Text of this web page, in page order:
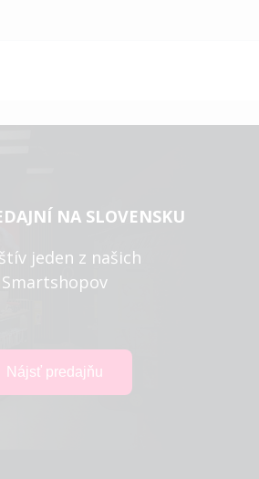
NA SLOVENSKU
jeden z našich
Smartshopov